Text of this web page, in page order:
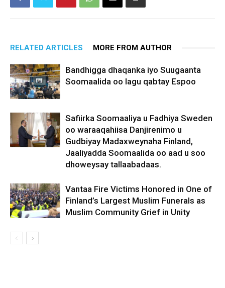
RELATED ARTICLES MORE FROM AUTHOR
Bandhigga dhaqanka iyo Suugaanta
Soomaalida oo lagu qabtay Espoo
Safiirka Soomaaliya u Fadhiya Sweden
oo waraaqahiisa Danjirenimo u
Gudbiyay Madaxweynaha Finland,
Jaaliyadda Soomaalida oo aad u soo
dhoweysay tallaabadaas.
Vantaa Fire Victims Honored in One of
Finland’s Largest Muslim Funerals as
Muslim Community Grief in Unity